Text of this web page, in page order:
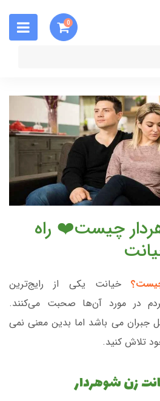
0
چیست❤️ راه
خیانت یکی از رایج‌ترین
در مورد آن‌ها صحبت می‌کنند.
جبران می باشد اما بدین معنی نمی
تلاش کنید.